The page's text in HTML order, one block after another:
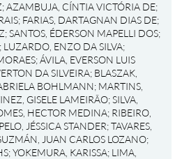
;AZAMBUJA, CÍNTIA VICTÓRIA DE;
; FARIAS, DARTAGNAN DIAS DE;
;SANTOS, ÉDERSON MAPELLI DOS;
; LUZARDO, ENZO DA SILVA;
;ÁVILA, EVERSON LUIS
DA SILVEIRA; BLASZAK,
BOHLMANN; MARTINS,
GISELE LAMEIRÃO;SILVA,
HECTOR MEDINA; RIBEIRO,
JÉSSICA STANDER;TAVARES,
JUAN CARLOS LOZANO;
;YOKEMURA, KARISSA; LIMA,